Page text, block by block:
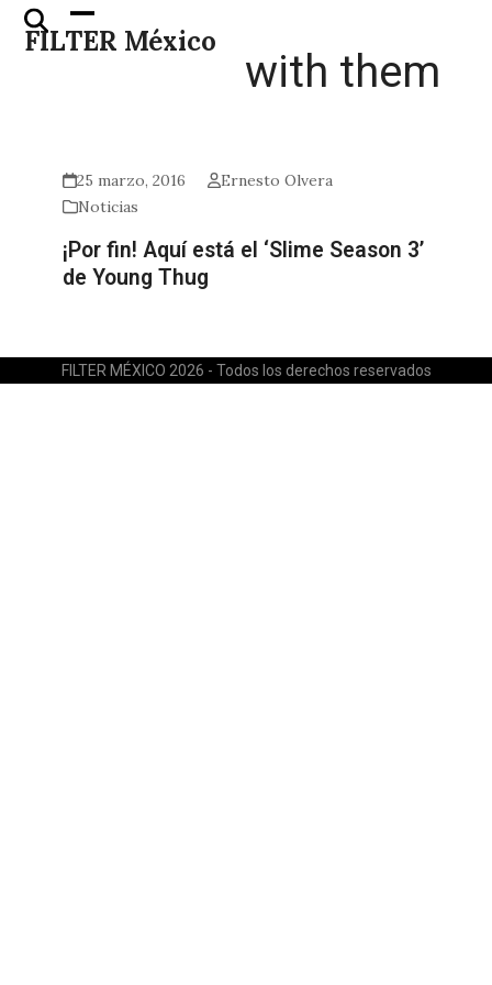
Skip
FILTER México
Open
mobile
Close
mobile
with them
25 marzo, 2016
Ernesto Olvera
Noticias
¡Por fin! Aquí está el ‘Slime Season 3’
de Young Thug
FILTER MÉXICO 2026 - Todos los derechos reservados